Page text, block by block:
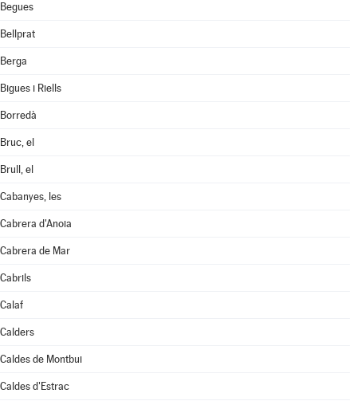
Begues
Bellprat
Berga
Bigues i Riells
Borredà
Bruc, el
Brull, el
Cabanyes, les
Cabrera d'Anoia
Cabrera de Mar
Cabrils
Calaf
Calders
Caldes de Montbui
Caldes d'Estrac